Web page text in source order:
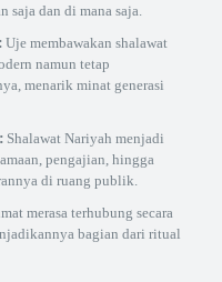
saja dan di mana saja.
Uje membawakan shalawat
namun tetap
menarik minat generasi
Shalawat Nariyah menjadi
pengajian, hingga
di ruang publik.
merasa terhubung secara
bagian dari ritual